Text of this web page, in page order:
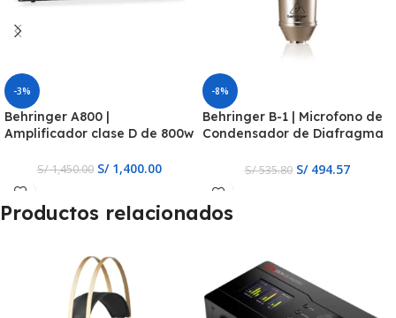
-3%
Behringer A800 |
Amplificador clase D de 800w
S/1,450.00 S/1,400.00
-8%
Behringer B-1 | Microfono de
Condensador de Diafragma
S/535.80 S/494.57
Productos relacionados